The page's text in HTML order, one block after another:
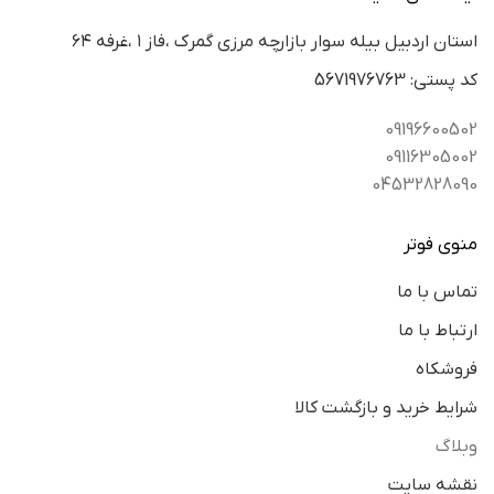
استان اردبيل بيله سوار بازارچه مرزي گمرك ،فاز ١ ،غرفه ٦٤
كد پستي: 5671976763
09196600502
09116305002
04532828090
منوی فوتر
تماس با ما
ارتباط با ما
فروشکاه
شرایط خرید و بازگشت کالا
وبلاگ
نقشه سایت